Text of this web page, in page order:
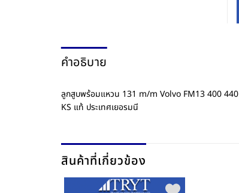
คำอธิบาย
ลูกสูบพร้อมแหวน 131 m/m Volvo FM13 400 440
KS แท้ ประเทศเยอรมนี
สินค้าที่เกี่ยวข้อง